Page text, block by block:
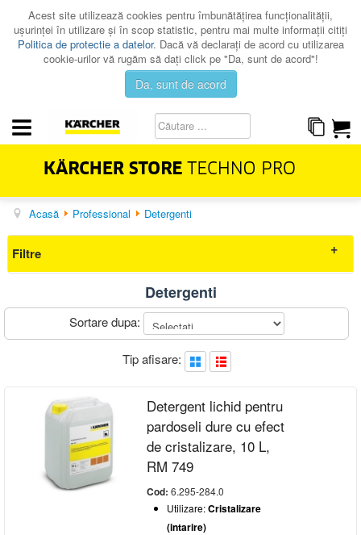
Acest site utilizează cookies pentru îmbunătăţirea funcţionalităţii,
uşurinţei în utilizare şi în scop statistic, pentru mai multe informaţii citiţi
Politica de protectie a datelor. Dacă vă declaraţi de acord cu utilizarea
cookie-urilor vă rugăm să daţi click pe "Da, sunt de acord"!
Da, sunt de acord
HOME & GARDEN
PROFESSIONAL
Acasă Professional Detergenti
Filtre
Elimina filtrele
Preț
KARCHER(1)
Lichid(1)
Dezinfectant(6)
Auto, Moto, Bike
(27)
Bai, Toalete, Sanitare(17)
Volum continut
Detergenti
Sortare dupa:
Tip afisare:
Detergent lichid pentru
pardoseli dure cu efect
de cristalizare, 10 L,
RM 749
Cod:6.295-284.0
Utilizare:Cristalizare
(intarire)